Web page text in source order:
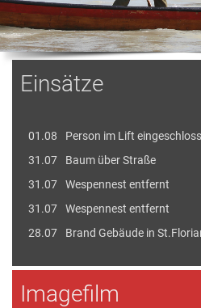
Einsätze
01.08
Person im Lift
31.07
Baum über Straße
31.07
Wespennest entfernt
31.07
Wespennest entfernt
28.07
Brand Gebäude in
Imagefilm